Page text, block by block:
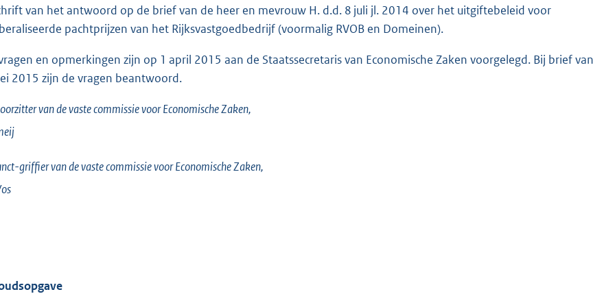
van het antwoord op de brief van de heer en mevrouw H. d.d. 8 juli jl. 2014 over het uitgiftebeleid voor
pachtprijzen van het Rijksvastgoedbedrijf (voormalig RVOB en Domeinen).
en opmerkingen zijn op 1 april 2015 aan de Staatssecretaris van Economische Zaken voorgelegd. Bij brief van
2015 zijn de vragen beantwoord.
van de vaste commissie voor Economische Zaken,
griffier van de vaste commissie voor Economische Zaken,